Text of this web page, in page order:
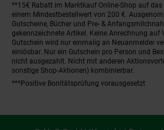
**15€ Rabatt im Marktkauf Online-Shop auf
einem Mindestbestellwert von 200 €.
Gutscheine, Bücher und Pre- &
gekennzeichnete Artikel. Keine Anrechnung auf
Gutschein wird nur einmalig an Neuanmelder
einlösbar. Nur ein Gutschein pro Person und
nicht ausgezahlt. Nicht mit anderen
sonstige Shop-Aktionen) kombinierbar.
***Positive Bonitätsprüfung vorausgesetzt